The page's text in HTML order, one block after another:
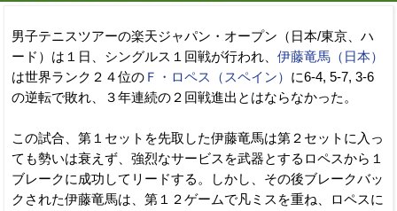
男子テニスツアーの楽天ジャパン・オープン（日本/東京、ハ
ード）は１日、シングルス１回戦が行われ、 伊藤竜馬（日本）
は世界ランク２４位の Ｆ・ロペス（スペイン） に6-4, 5-7, 3-6
の逆転で敗れ、３年連続の２回戦進出とはならなかった。
この試合、第１セットを先取した伊藤竜馬は第２セットに入っ
ても勢いは衰えず、強烈なサービスを武器とするロペスから１
ブレークに成功してリードする。しかし、その後ブレークバッ
クされた伊藤竜馬は、第１２ゲームで凡ミスを重ね、ロペスに